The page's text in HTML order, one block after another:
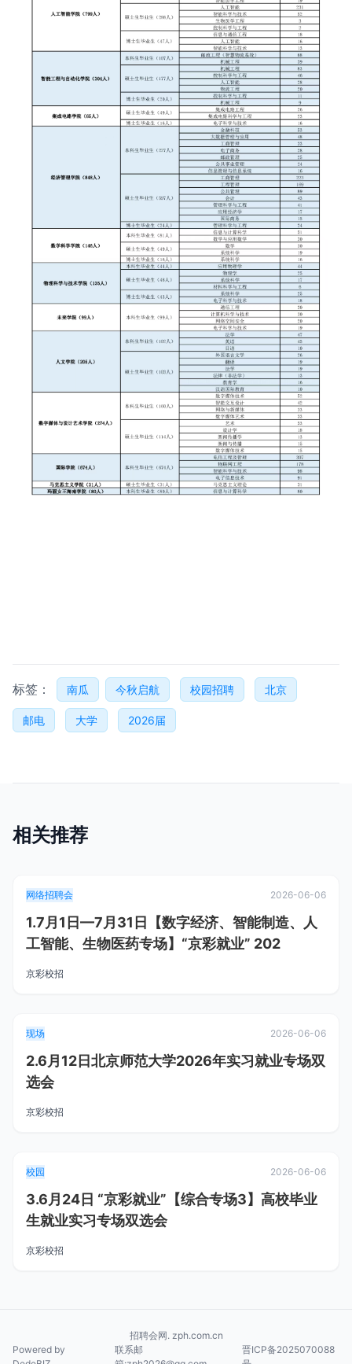
标签： 南瓜 今秋启航 校园招聘 北京
邮电 大学 2026届
相关推荐
网络招聘会 2026-06-06
1.7月1日—7月31日【数字经济、智能制造、人
工智能、生物医药专场】“京彩就业” 202
京彩校招
现场 2026-06-06
2.6月12日北京师范大学2026年实习就业专场双
选会
京彩校招
校园 2026-06-06
3.6月24日 “京彩就业”【综合专场3】高校毕业
生就业实习专场双选会
京彩校招
招聘会网. zph.com.cn
Powered by
联系邮
晋ICP备2025070088